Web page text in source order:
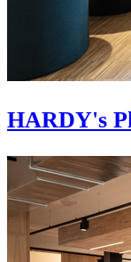
HARDY's